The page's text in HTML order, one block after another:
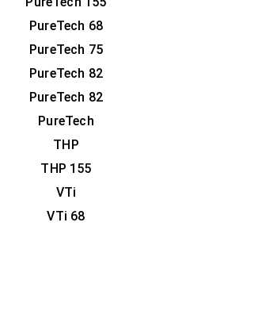
PureTech 68
PureTech 75
PureTech 82
PureTech 82
PureTech
THP
THP 155
VTi
VTi 68